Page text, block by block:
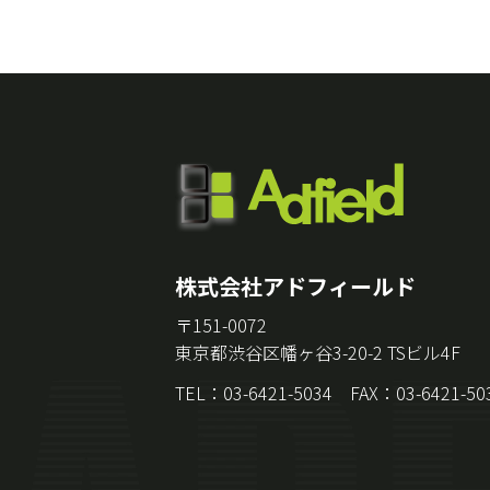
株式会社アドフィールド
〒151-0072
東京都渋谷区幡ヶ谷3-20-2 TSビル4F
TEL：03-6421-5034 FAX：03-6421-